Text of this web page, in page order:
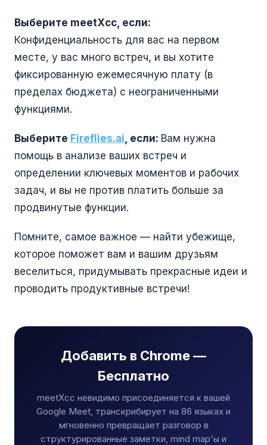
Выберите meetXcc, если:
Конфиденциальность для вас на первом
месте, у вас много встреч, и вы хотите
фиксированную ежемесячную плату (в
пределах бюджета) с неограниченными
функциями.
Выберите Fireflies.ai , если: Вам нужна
помощь в анализе ваших встреч и
определении ключевых моментов и рабочих
задач, и вы не против платить больше за
продвинутые функции.
Помните, самое важное — найти убежище,
которое поможет вам и вашим друзьям
веселиться, придумывать прекрасные идеи и
проводить продуктивные встречи!
Добавить в Chrome —
Бесплатно
meetXcc невидимо присоединяется к вашей
Google Meet, транскрибирует на 86 языках и
мгновенно превращает разговор в
структурированные заметки, mind map'ы и